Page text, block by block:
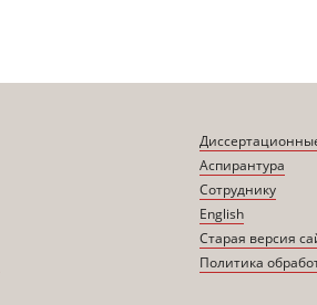
Аспирантура
Сотруднику
English
Старая версия
Политика